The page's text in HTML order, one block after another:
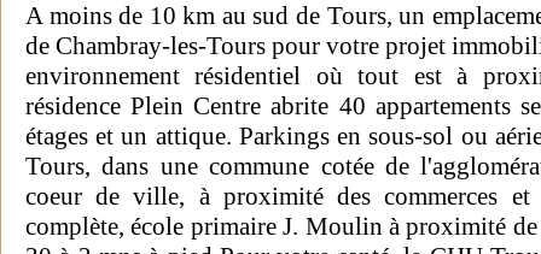
A moins de 10 km au sud de Tours, un
de Chambray-les-Tours pour votre projet
environnement résidentiel où tout est à
résidence Plein Centre abrite 40 appartements
étages et un attique. Parkings en sous-sol ou
Tours, dans une commune cotée de
coeur de ville, à proximité des commerces
complète, école primaire J. Moulin à proximité